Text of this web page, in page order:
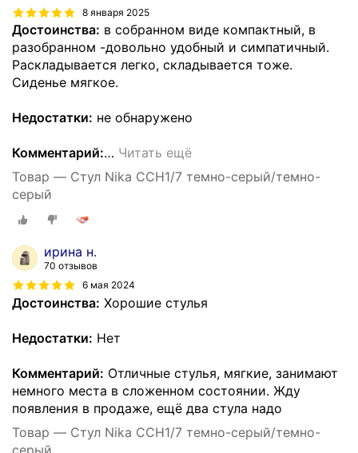
8 января 2025
Достоинства: в собранном виде компактный, в
разобранном -довольно удобный и симпатичный.
Раскладывается легко, складывается тоже.
Сиденье мягкое.
Недостатки: не обнаружено
Комментарий:… Читать ещё
Товар — Стул Nika ССН1/7 темно-серый/темно-
серый
ирина н.
70 отзывов
6 мая 2024
Достоинства: Хорошие стулья
Недостатки: Нет
Комментарий: Отличные стулья, мягкие, занимают
немного места в сложенном состоянии. Жду
появления в продаже, ещё два стула надо
Товар — Стул Nika ССН1/7 темно-серый/темно-
серый